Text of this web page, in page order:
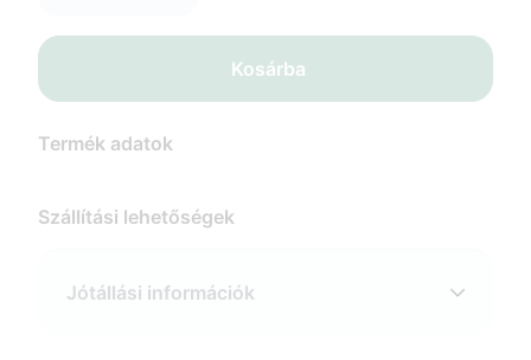
Kosárba
Termék adatok
Szállítási lehetőségek
Jótállási információk